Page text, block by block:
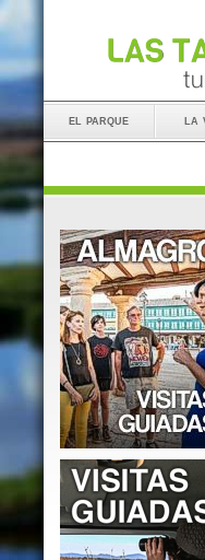
el parque la